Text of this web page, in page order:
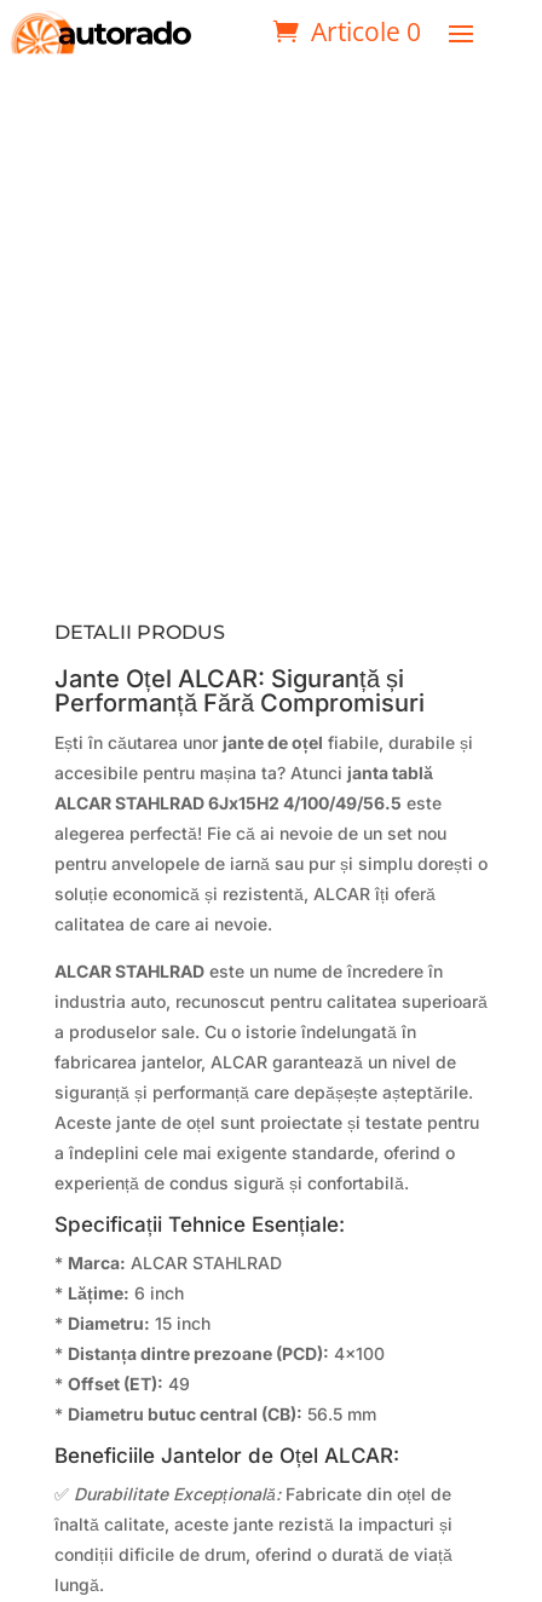
Articole 0
DETALII PRODUS
Jante Oțel ALCAR: Siguranță și
Performanță Fără Compromisuri
Ești în căutarea unor jante de oțel fiabile, durabile și
accesibile pentru mașina ta? Atunci janta tablă
ALCAR STAHLRAD 6Jx15H2 4/100/49/56.5 este
alegerea perfectă! Fie că ai nevoie de un set nou
pentru anvelopele de iarnă sau pur și simplu dorești o
soluție economică și rezistentă, ALCAR îți oferă
calitatea de care ai nevoie.
ALCAR STAHLRADeste un nume de încredere în
industria auto, recunoscut pentru calitatea superioară
a produselor sale. Cu o istorie îndelungată în
fabricarea jantelor, ALCAR garantează un nivel de
siguranță și performanță care depășește așteptările.
Aceste jante de oțel sunt proiectate și testate pentru
a îndeplini cele mai exigente standarde, oferind o
experiență de condus sigură și confortabilă.
Specificații Tehnice Esențiale:
* Marca: ALCAR STAHLRAD
* Lățime: 6 inch
* Diametru: 15 inch
* Distanța dintre prezoane (PCD): 4×100
* Offset (ET): 49
* Diametru butuc central (CB): 56.5 mm
Beneficiile Jantelor de Oțel ALCAR:
✅ Durabilitate Excepțională:Fabricate din oțel de
înaltă calitate, aceste jante rezistă la impacturi și
condiții dificile de drum, oferind o durată de viață
lungă.